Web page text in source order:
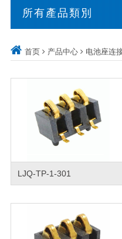
所有產品類別
首页 产品中心 电池座连
LJQ-TP-1-301